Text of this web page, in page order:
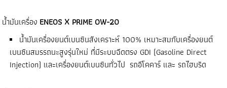
น้ำมันเครื่อง ENEOS X PRIME OW-20
น้ำมันเครื่องยนต์เบนซินสังเคราะห์ 100% เหมาะสมกับเครื่องยนต์
เบนซินสมรรถนะสูงรุ่นใหม่ ที่มีระบบฉีดตรง GDI (Gasoline Direct
Injection) และเครื่องยนต์เบนซินทั่วไป รถอีโคคาร์ และ รถไฮบริด